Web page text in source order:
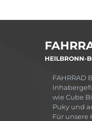
HEILBRONN-
FAHRRAD
wie Cube
Puky und
Für unsere